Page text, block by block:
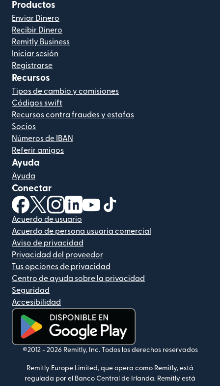
Productos
Enviar Dinero
Recibir Dinero
Remitly Business
Iniciar sesión
Registrarse
Recursos
Tipos de cambio y comisiones
Códigos swift
Recursos contra fraudes y estafas
Socios
Números de IBAN
Referir amigos
Ayuda
Ayuda
Conectar
(se abre en una ventana nueva)
(se abre en una ventana nueva)
(se abre en una ventana nueva)
(se abre en una ventana nueva)
(se abre en una ventana nueva)
Acuerdo de usuario
Acuerdo de persona usuaria comercial
Aviso de privacidad
Privacidad del proveedor
Tus opciones de privacidad
Centro de ayuda sobre la privacidad
Seguridad
Accesibilidad
(se abre en una ventana nueva)
©2012 - 2026 Remitly, Inc. Todos los derechos reservados
Remitly Europe Limited, que opera como Remitly, está
regulada por el Banco Central de Irlanda. Remitly está